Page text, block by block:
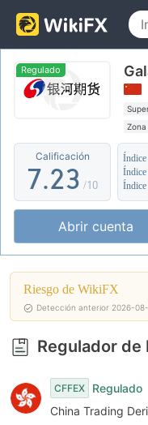
Regulado
Calificación
2
3
4
6
7
8
9
.
1
2
3
4
5
6
7
8
9
0
2
3
4
5
6
7
8
9
/10
Índice
Abrir cuenta
Riesgo de WikiFX
Detección anterior 2026-
Regulador de
CFFEX
Regulado
China Trading